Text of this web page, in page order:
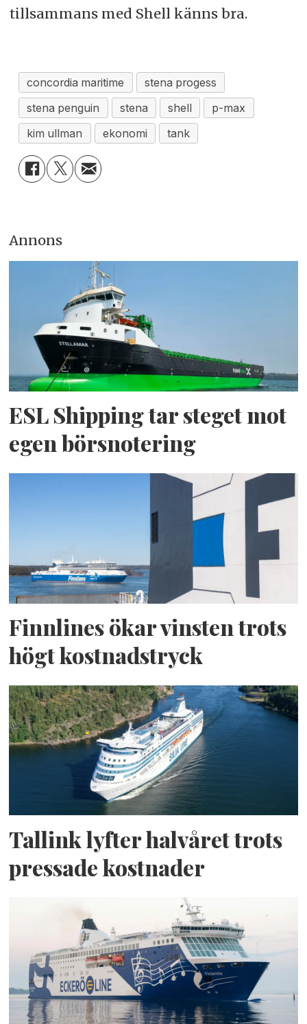
tillsammans med Shell känns bra.
concordia maritime
stena progess
stena penguin
stena shell
p-max
kim ullman
ekonomi tank
Annons
ESL Shipping tar steget mot
egen börsnotering
Finnlines ökar vinsten trots
högt kostnadstryck
Tallink lyfter halvåret trots
pressade kostnader